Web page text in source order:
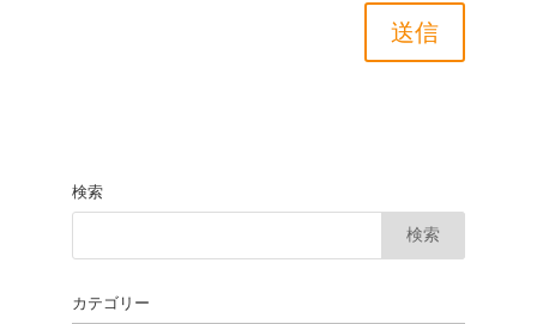
送信
検索
カテゴリー